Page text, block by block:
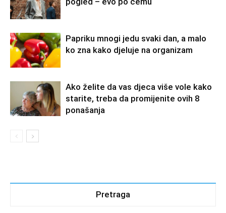
Papriku mnogi jedu svaki dan, a malo
ko zna kako djeluje na organizam
Ako želite da vas djeca više vole kako
starite, treba da promijenite ovih 8
ponašanja
Pretraga